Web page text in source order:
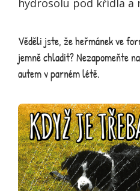
hydrosolu pod křídla a
Věděli jste, že heřmánek ve
jemně chladit? Nezapomeňte
autem v parném létě.